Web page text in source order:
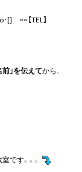
ゝ~~【TEL】
前」を伝えてから、
です。。。